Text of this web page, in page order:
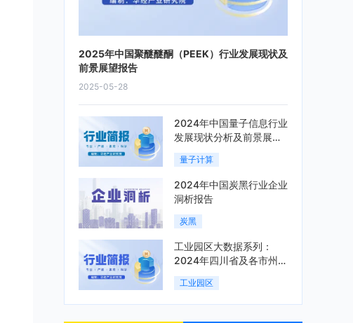
2025年中国聚醚醚酮（PEEK）行业发展现状及
前景展望报告
2025-05-28
2024年中国量子信息行业
发展现状分析及前景展望
报告
量子计算
2024年中国炭黑行业企业
洞析报告
炭黑
工业园区大数据系列：
2024年四川省及各市州工
业园区全景洞析报告
工业园区